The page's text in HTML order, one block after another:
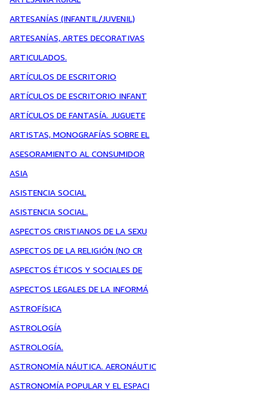
ARTESANÍAS (INFANTIL/JUVENIL)
ARTESANÍAS, ARTES DECORATIVAS
ARTICULADOS.
ARTÍCULOS DE ESCRITORIO
ARTÍCULOS DE ESCRITORIO INFANT
ARTÍCULOS DE FANTASÍA. JUGUETE
ARTISTAS, MONOGRAFÍAS SOBRE EL
ASESORAMIENTO AL CONSUMIDOR
ASIA
ASISTENCIA SOCIAL
ASISTENCIA SOCIAL.
ASPECTOS CRISTIANOS DE LA SEXU
ASPECTOS DE LA RELIGIÓN (NO CR
ASPECTOS ÉTICOS Y SOCIALES DE
ASPECTOS LEGALES DE LA INFORMÁ
ASTROFÍSICA
ASTROLOGÍA
ASTROLOGÍA.
ASTRONOMÍA NÁUTICA. AERONÁUTIC
ASTRONOMÍA POPULAR Y EL ESPACI